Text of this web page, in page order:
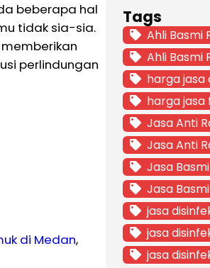
beberapa hal
tidak sia-sia.
perlindungan
di Medan
Tags
Ahli Basmi
Ahli Basmi
harga
harga jasa
Jasa Anti
Jasa Anti
Jasa
Jasa
jasa
jasa
jasa